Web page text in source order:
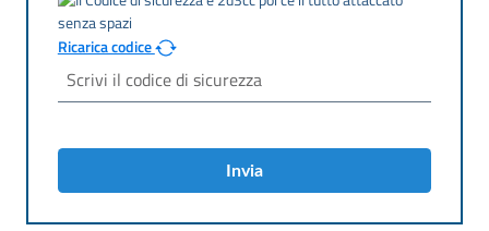
Ricarica codice
Invia